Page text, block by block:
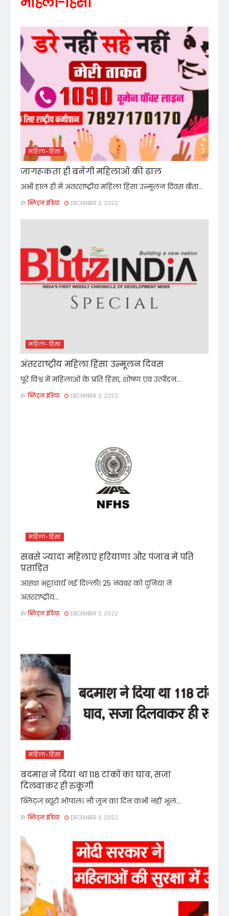
महिला-हिंसा
जागरूकता ही बनेगी महिलाओं की ढाल
अभी हाल ही में अंतरराष्ट्रीय महिला हिंसा उन्मूलन दिवस बीता...
BY ब्लिट्ज़ इंडिया DECEMBER 3, 2022
महिला-हिंसा
अंतरराष्ट्रीय महिला हिंसा उन्मूलन दिवस
पूरे विश्व में महिलाओं के प्रति हिंसा, शोषण एवं उत्पीड़न...
BY ब्लिट्ज़ इंडिया DECEMBER 3, 2022
महिला-हिंसा
सबसे ज्यादा महिलाएं हरियाणा और पंजाब में पति
प्रताड़ित
आस्था भट्टाचार्य नई दिल्ली। 25 नवंबर को दुनिया ने
अंतरराष्ट्रीय...
BY ब्लिट्ज़ इंडिया DECEMBER 3, 2022
महिला-हिंसा
बदमाश ने दिया था 118 टांकों का घाव, सजा
दिलवाकर ही रुकूंगी
ब्लिट्ज ब्यूरो भोपाल। नौ जून का दिन कभी नहीं भूल...
BY ब्लिट्ज़ इंडिया DECEMBER 3, 2022